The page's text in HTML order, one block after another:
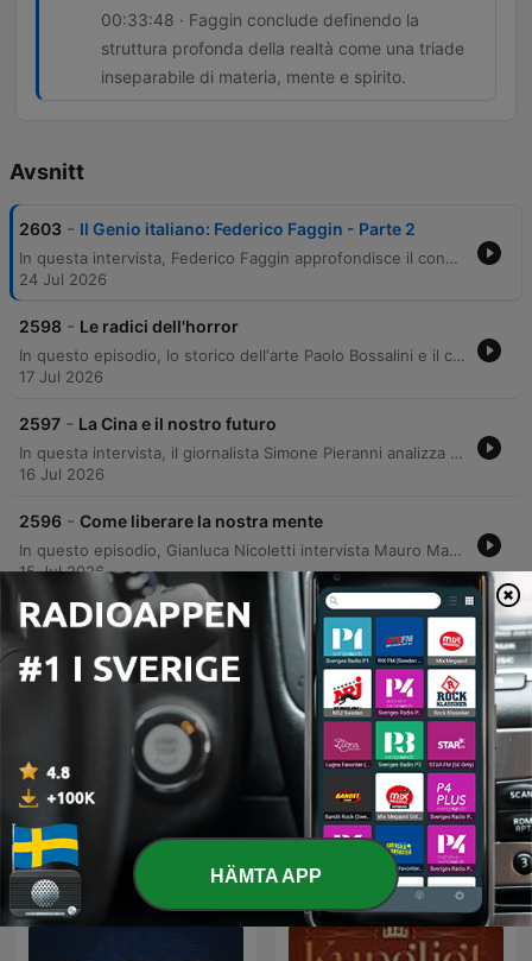
00:33:48 · Faggin conclude definendo la
struttura profonda della realtà come una triade
inseparabile di materia, mente e spirito.
Avsnitt
2603 - Il Genio italiano: Federico Faggin - Parte 2
In questa intervista, Federico Faggin approfondisce il concetto di responsabilità individuale e critica lo scientismo, una visione che riduce la realtà a pura meccanica o matematica. L'autore esplora i limiti dell'intelligenza artificiale, sottolineando come la coscienza sia un campo fondamentale che precede la materia. Il dialogo prosegue analizzando l'integrazione necessaria tra scienza e spiritualità, proponendo una visione olistica in cui ragione e intuizione convergono. Faggin sostiene che la realtà sia un'unità composta da materia, mente e spirito, superando la separazione tra l'aspetto razionale e quello esperienziale.
24 Jul 2026
2598 - Le radici dell'horror
In questo episodio, lo storico dell'arte Paolo Bossalini e il conduttore analizzano la natura della tortura, distinguendo tra l'immaginario gotico-letterario e la realtà storica. La discussione esplora come molti strumenti famosi siano in realtà invenzioni romantiche successive, mentre la vera violenza storica era più rudimentale. Il percorso prosegue analizzando l'evoluzione verso forme moderne di tortura psicologica, come la privazione del sonno, e il ruolo dell'iconografia religiosa nel rappresentare il martirio. Infine, viene tracciato un parallelismo tra la gogna storica e la moderna 'gogna mediatica' dei social network.
17 Jul 2026
2597 - La Cina e il nostro futuro
In questa intervista, il giornalista Simone Pieranni analizza l'evoluzione del rapporto tra Cina e Stati Uniti, passando dalla fascinazione per il modello americano degli anni '80 alla moderna competizione tecnologica. Viene esplorato come la cultura di massa e l'innovazione digitale abbiano trasformato la percezione cinese, portando oggi il Paese a un ruolo di leadership nell'intelligenza artificiale e nella robotica. L'analisi prosegue approfondendo l'avanzamento tecnologico cinese, con particolare attenzione all'integrazione dell'IA nell'educazione e al rapporto tra progresso tecnico e controllo sociale. Infine, viene esaminata la visione sinocentrica della Cina nel contesto geopolitico globale, analizzando le sfide di una possibile mediazione nei conflitti mondiali e il rischio di una futura divergenza tecnologica tra i due blocchi superpotenze.
16 Jul 2026
2596 - Come liberare la nostra mente
In questo episodio, Gianluca Nicoletti intervista Mauro Manca, mental neurotrainer, per discutere della nuova edizione del libro 'Leggimi nel pensiero'. La conversazione esplora il concetto di 'aggiornamento' mentale e l'importanza di superare i propri 'punti di ripristino' per evitare di rimanere intrappolati in comportamenti o identità basate sul dolore. Il dialogo prosegue analizzando il passaggio dall'analisi del comportamento all'osservazione dell'essenza profonda degli adolescenti, criticando l'uso di etichette cliniche che disumanizzano l'individuo. L'approccio scientifico proposto si focalizza sull'interazione dei fattori che portano al disagio, promuovendo la curiosità e l'impudicizia come strumenti essenziali per la rivelazione di sé contro la frenesia della produttività moderna.
15 Jul 2026
2595 Un mestiere che non attrae i giovani
Un'analisi approfondita della crisi di forza lavoro nel settore dell'autotrasporto in Italia, con un'intervista ad Alberto Talman, autotrasportatore e influencer su TikTok. La discussione esplora la mancanza di attrattività della professione per i giovani, le difficoltà legate alla formazione e la necessità di cambiare la narrazione sociale del mestiere. Il dibattito affronta inoltre le criticità operative, l'eccessiva burocrazia e la concorrenza sleale delle grandi aziende logistiche. Vengono esaminati gli impatti della delocalizzazione verso l'Est Europa e le normative italiane che penalizzano i conducenti esperti, mettendo a rischio la trasmissione generazionale delle competenze nel settore.
14 Jul 2026
Visa fler avsnitt
Fler Nyheter-poddar
Visa alla
HÄMTA APP